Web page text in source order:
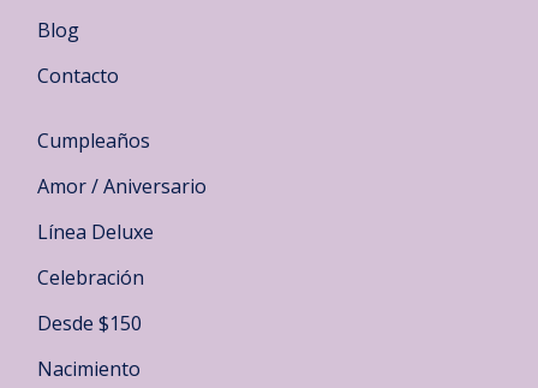
Blog
Contacto
Cumpleaños
Amor / Aniversario
Línea Deluxe
Celebración
Desde $150
Nacimiento